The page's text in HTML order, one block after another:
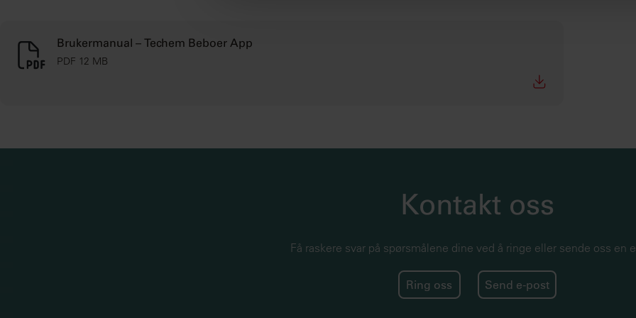
Brukermanual – Techem Beboer App
PDF 12 MB
Kontakt oss
Få raskere svar på spørsmålene dine ved å ringe eller sende oss en
Ring oss Send e-post